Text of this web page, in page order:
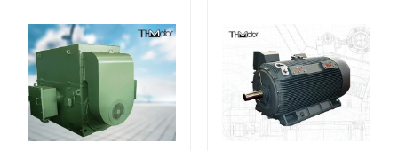
Viaje de la fábrica
Control de calidad